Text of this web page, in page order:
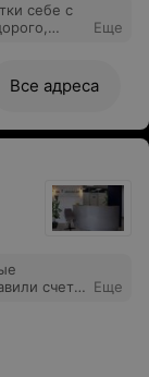
себе с
себе еще
Еще
Все адреса
счет.
Еще